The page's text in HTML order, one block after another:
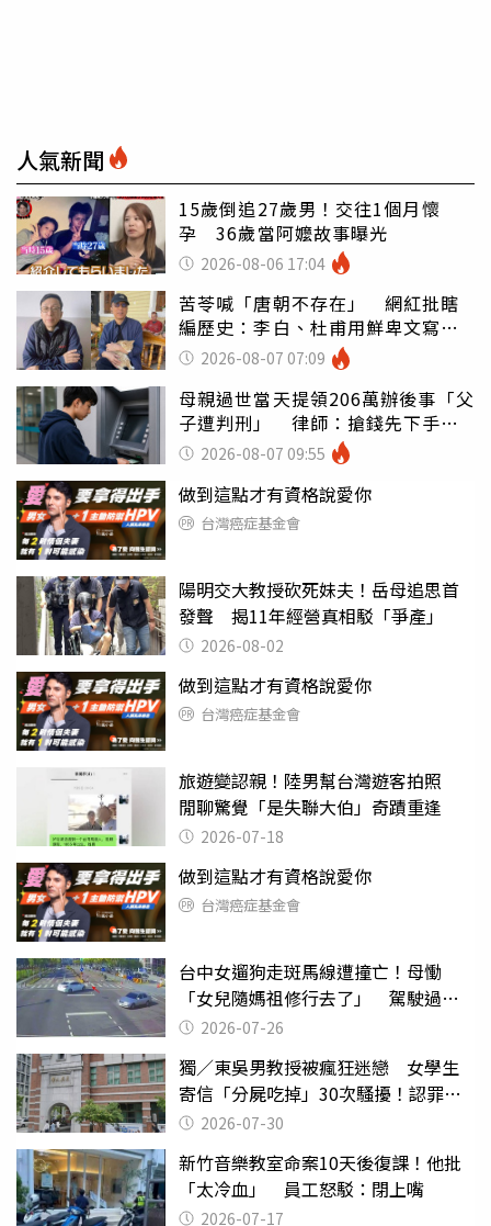
人氣新聞
15歲倒追27歲男！交往1個月懷
孕 36歲當阿嬤故事曝光
2026-08-06 17:04
苦苓喊「唐朝不存在」 網紅批瞎
編歷史：李白、杜甫用鮮卑文寫
詩？2026-08-07 07:09
母親過世當天提領206萬辦後事「父
子遭判刑」 律師：搶錢先下手是
罪 2026-08-07 09:55
做到這點才有資格說愛你
台灣癌症基金會
陽明交大教授砍死妹夫！岳母追思首
發聲 揭11年經營真相駁「爭產」
2026-08-02
做到這點才有資格說愛你
台灣癌症基金會
旅遊變認親！陸男幫台灣遊客拍照
閒聊驚覺「是失聯大伯」奇蹟重逢
2026-07-18
做到這點才有資格說愛你
台灣癌症基金會
台中女遛狗走斑馬線遭撞亡！母慟
「女兒隨媽祖修行去了」 駕駛過失
致死判9月
2026-07-26
獨／東吳男教授被瘋狂迷戀 女學生
寄信「分屍吃掉」30次騷擾！認罪免
關 2026-07-30
新竹音樂教室命案10天後復課！他批
「太冷血」 員工怒駁：閉上嘴
2026-07-17